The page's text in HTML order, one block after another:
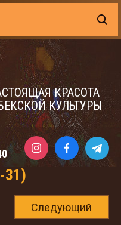
КРАСОТА
КУЛЬТУРЫ
Следующий